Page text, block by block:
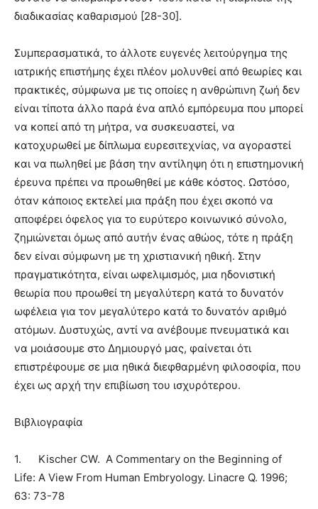
διαδικασίας καθαρισμού [28-30].
Συμπερασματικά, το άλλοτε ευγενές λειτούργημα της
ιατρικής επιστήμης έχει πλέον μολυνθεί από θεωρίες και
πρακτικές, σύμφωνα με τις οποίες η ανθρώπινη ζωή δεν
είναι τίποτα άλλο παρά ένα απλό εμπόρευμα που μπορεί
να κοπεί από τη μήτρα, να συσκευαστεί, να
κατοχυρωθεί με δίπλωμα ευρεσιτεχνίας, να αγοραστεί
και να πωληθεί με βάση την αντίληψη ότι η επιστημονική
έρευνα πρέπει να προωθηθεί με κάθε κόστος. Ωστόσο,
όταν κάποιος εκτελεί μια πράξη που έχει σκοπό να
αποφέρει όφελος για το ευρύτερο κοινωνικό σύνολο,
ζημιώνεται όμως από αυτήν ένας αθώος, τότε η πράξη
δεν είναι σύμφωνη με τη χριστιανική ηθική. Στην
πραγματικότητα, είναι ωφελιμισμός, μια ηδονιστική
θεωρία που προωθεί τη μεγαλύτερη κατά το δυνατόν
ωφέλεια για τον μεγαλύτερο κατά το δυνατόν αριθμό
ατόμων. Δυστυχώς, αντί να ανέβουμε πνευματικά και
να μοιάσουμε στο Δημιουργό μας, φαίνεται ότι
επιστρέφουμε σε μια ηθικά διεφθαρμένη φιλοσοφία, που
έχει ως αρχή την επιβίωση του ισχυρότερου.
Βιβλιογραφία
1. Kischer CW. A Commentary on the Beginning of
Life: A View From Human Embryology. Linacre Q. 1996;
63: 73-78